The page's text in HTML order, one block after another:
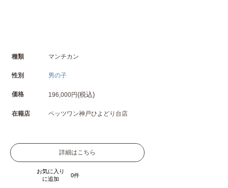
種類 マンチカン
性別 男の子
価格 196,000円(税込)
在籍店 ペッツワン神戸ひよどり台店
詳細はこちら
お気に入り
に追加
0